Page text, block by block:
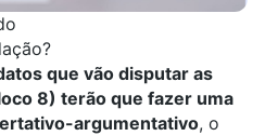
que vão disputar as
8) terão que fazer uma
argumentativo, o